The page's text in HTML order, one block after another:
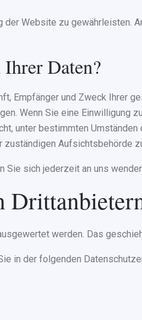
Website zu gewährleisten.
Ihrer Daten?
Empfänger und Zweck Ihrer
Wenn Sie eine Einwilligung
unter bestimmten
zuständigen Aufsichtsbehörde
Sie sich jederzeit an uns
werden. Das
in der folgenden